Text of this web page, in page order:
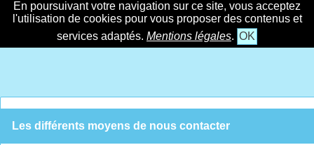
En poursuivant votre navigation sur ce site, vous acceptez
l'utilisation de cookies pour vous proposer des contenus et
services adaptés. Mentions légales. OK
Les différents moyens de nous contacter